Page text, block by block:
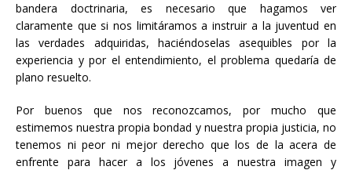
bandera doctrinaria, es necesario que hagamos ver
claramente que si nos limitáramos a instruir a la juventud en
las verdades adquiridas, haciéndoselas asequibles por la
experiencia y por el entendimiento, el problema quedaría de
plano resuelto.
Por buenos que nos reconozcamos, por mucho que
estimemos nuestra propia bondad y nuestra propia justicia, no
tenemos ni peor ni mejor derecho que los de la acera de
enfrente para hacer a los jóvenes a nuestra imagen y